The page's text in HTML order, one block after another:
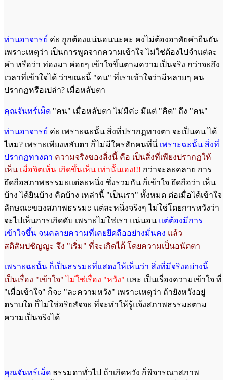
ท่านอาจารย์ ค่ะ ถูกต้องแน่นอนนะคะ คงไม่ต้องอาศัยคำยืนยัน
เพราะเหตุว่า เป็นการพูดจากความเข้าใจ ไม่ใช่ต้องไปจำแต่ละ
คำ หรือว่า ท่องมา ค่อยๆ เข้าใจขึ้นตามความเป็นจริง กว่าจะถึง
เวลาที่เข้าใจได้ ว่าขณะนี้ "คน" ที่เราเข้าใจว่ามีหลายๆ คน
ปรากฏหรือเปล่า? เมื่อหลับตา
คุณจันทร์เม็ด "คน" เมื่อหลับตา ไม่มีค่ะ มีแต่ "คิด" ถึง "คน"
ท่านอาจารย์ ค่ะ เพราะฉะนั้น สิ่งที่ปรากฏทางตา จะเป็นคน ได้
ไหม? เพราะเพียงหลับตา ก็ไม่มีใครสักคนที่นี่ เพราะฉะนั้น สิ่งที่
ปรากฏทางตา ความจริงของสิ่งนี้ คือ เป็นสิ่งที่เพียงปรากฏให้
เห็น เมื่อจิตเห็น เกิดขึ้นเห็น เท่านั้นเอง!!! กว่าจะละคลาย การ
ยึดถือสภาพธรรมะแต่ละหนึ่ง ซึ่งรวมกัน ก็เข้าใจ ยึดถือว่า เห็น
บ้าง ได้ยินบ้าง คิดบ้าง เหล่านี้ "เป็นเรา" ทั้งหมด ต่อเมื่อได้เข้าใจ
ลักษณะของสภาพธรรมะ แต่ละหนึ่งจริงๆ ไม่ใช่โดยการหวังว่า
จะไปเห็นการเกิดดับ เพราะไม่ใช่เรา แน่นอน แต่ต้องมีการ
เข้าใจขึ้น จนคลายความที่เคยยึดถืออย่างมั่นคง แล้ว
สติสัมปชัญญะ จึง "เริ่ม" ที่จะเกิดได้ โดยความเป็นอนัตตา
เพราะฉะนั้น ก็เป็นธรรมะที่แสดงให้เห็นว่า สิ่งที่มีจริงอย่างนี้
เป็นเรื่อง "เข้าใจ" ไม่ใช่เรื่อง "หวัง" และ เป็นเรื่องความเข้าใจ ที่
"เมื่อเข้าใจ" ก็จะ "ละความหวัง" เพราะเหตุว่า ถ้ายังหวังอยู่
ตราบใด ก็ไม่ใช่อริยสัจจะ ที่จะทำให้รู้แจ้งสภาพธรรมะตาม
ความเป็นจริงได้
คุณจันทร์เม็ด ธรรมดาทั่วไป ถ้าเกิดหวัง ก็พิจารณาสภาพ